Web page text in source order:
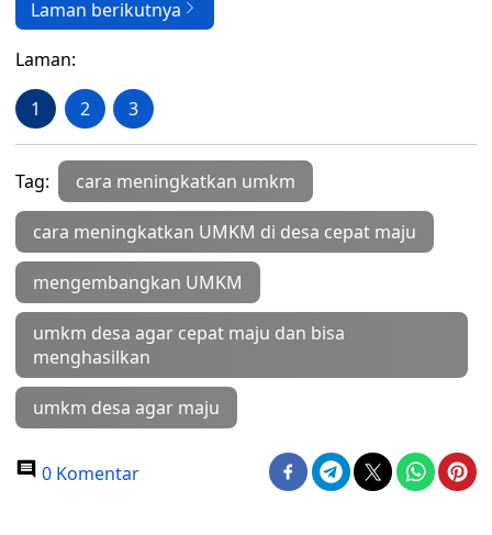
Laman berikutnya
Laman:
1 2 3
Tag: cara meningkatkan umkm
cara meningkatkan UMKM di desa cepat maju
mengembangkan UMKM
umkm desa agar cepat maju dan bisa
menghasilkan
umkm desa agar maju
0 Komentar